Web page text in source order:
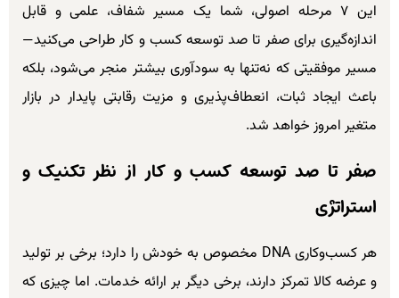
این ۷ مرحله اصولی، شما یک مسیر شفاف، علمی و قابل
اندازه‌گیری برای صفر تا صد توسعه کسب و کار طراحی می‌کنید—
مسیر موفقیتی که نه‌تنها به سودآوری بیشتر منجر می‌شود، بلکه
باعث ایجاد ثبات، انعطاف‌پذیری و مزیت رقابتی پایدار در بازار
متغیر امروز خواهد شد.
صفر تا صد توسعه کسب و کار از نظر تکنیک و
استراتژی
هر کسب‌وکاری DNA مخصوص به خودش را دارد؛ برخی بر تولید
و عرضه کالا تمرکز دارند، برخی دیگر بر ارائه خدمات. اما چیزی که